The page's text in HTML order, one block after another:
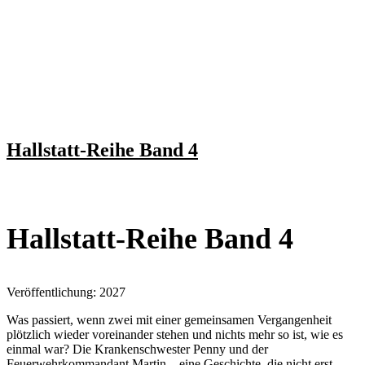
Hallstatt-Reihe Band 4
Hallstatt-Reihe Band 4
Veröffentlichung: 2027
Was passiert, wenn zwei mit einer gemeinsamen Vergangenheit
plötzlich wieder voreinander stehen und nichts mehr so ist, wie es
einmal war? Die Krankenschwester Penny und der